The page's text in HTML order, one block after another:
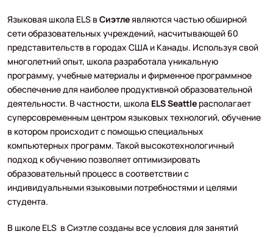
Языковая школа ELS в Сиэтлеявляются частью обширной
сети образовательных учреждений, насчитывающей 60
представительств в городах США и Канады. Используя свой
многолетний опыт, школа разработала уникальную
программу, учебные материалы и фирменное программное
обеспечение для наиболее продуктивной образовательной
деятельности. В частности, школа ELS Seattleрасполагает
суперсовременным центром языковых технологий, обучение
в котором происходит с помощью специальных
компьютерных программ. Такой высокотехнологичный
подход к обучению позволяет оптимизировать
образовательный процесс в соответствии с
индивидуальными языковыми потребностями и целями
студента.
В школе ELS в Сиэтле созданы все условия для занятий